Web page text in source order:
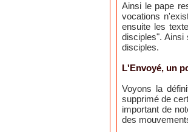
Ainsi le pape
vocations
ensuite les
disciples". Ainsi
disciples.
L'Envoyé, un
Voyons la
supprimé de
important de
des